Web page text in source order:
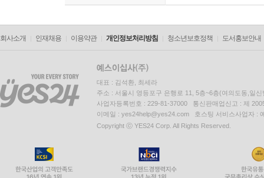
회사소개 인재채용 이용약관 개인정보처리방침 청소년보호정책 도서홍보안내
대표 : 김석환, 최세라
주소 : 서울시 영등포구 은행로 11, 5층~6층(여의도동,일신
사업자등록번호 : 229-81-37000 통신판매업신고 : 제
이메일 : yes24help@yes24.com 호스팅 서비스사업자 :
Copyright ⓒ YES24 Corp. All Rights Reserved.